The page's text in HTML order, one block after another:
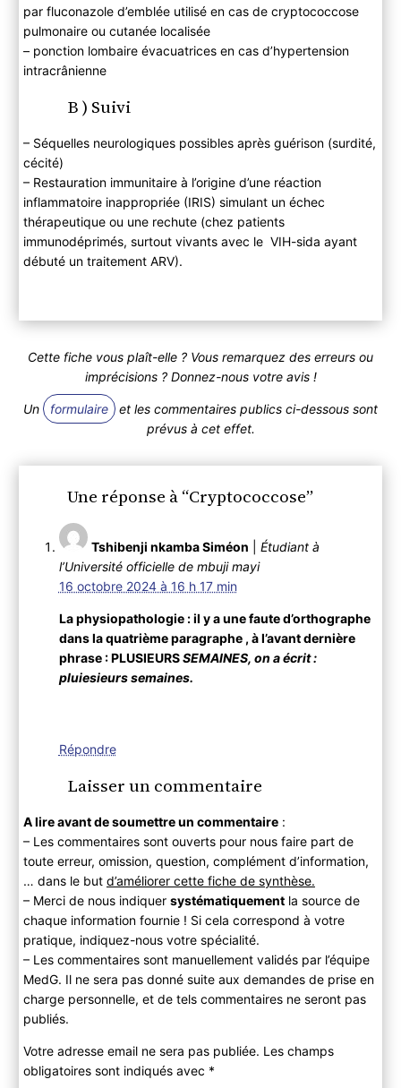
par fluconazole d’emblée utilisé en cas de cryptococcose
pulmonaire ou cutanée localisée
– ponction lombaire évacuatrices en cas d’hypertension
intracrânienne
B ) Suivi
– Séquelles neurologiques possibles après guérison (surdité,
cécité)
– Restauration immunitaire à l’origine d’une réaction
inflammatoire inappropriée (IRIS) simulant un échec
thérapeutique ou une rechute (chez patients
immunodéprimés, surtout vivants avec le VIH-sida ayant
débuté un traitement ARV).
Cette fiche vous plaît-elle ? Vous remarquez des erreurs ou
imprécisions ? Donnez-nous votre avis !
Un formulaire
et les commentaires publics ci-dessous sont
prévus à cet effet.
Une réponse à “Cryptococcose”
Tshibenji nkamba Siméon
Étudiant à
l’Université officielle de mbuji mayi
16 octobre 2024 à 16 h 17 min
La physiopathologie : il y a une faute d’orthographe
dans la quatrième paragraphe , à l’avant dernière
phrase : PLUSIEURSSEMAINES, on a écrit :
pluiesieurs semaines.
Répondre
Laisser un commentaire
A lire avant de soumettre un commentaire:
– Les commentaires sont ouverts pour nous faire part de
toute erreur, omission, question, complément d’information,
… dans le but d’améliorer cette fiche de synthèse.
– Merci de nous indiquer systématiquementla source de
chaque information fournie ! Si cela correspond à votre
pratique, indiquez-nous votre spécialité.
– Les commentaires sont manuellement validés par l’équipe
MedG. Il ne sera pas donné suite aux demandes de prise en
charge personnelle, et de tels commentaires ne seront pas
publiés.
Votre adresse email ne sera pas publiée. Les champs
obligatoires sont indiqués avec *